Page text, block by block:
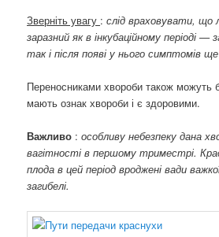
Зверніть увагу :слід враховувати, що
заразний як в інкубаційному періоді —
так і після появі у нього симптомів
Переносниками хвороби також можуть
мають ознак хвороби і є здоровими.
Важливо :особливу небезпеку дана
вагітності в першому триместрі.
плода в цей період вроджені вади
загибелі.